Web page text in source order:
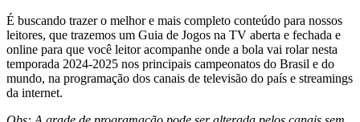
É buscando trazer o melhor e mais completo conteúdo para nossos
leitores, que trazemos um Guia de Jogos na TV aberta e fechada e
online para que você leitor acompanhe onde a bola vai rolar nesta
temporada 2024-2025 nos principais campeonatos do Brasil e do
mundo, na programação dos canais de televisão do país e streamings
da internet.